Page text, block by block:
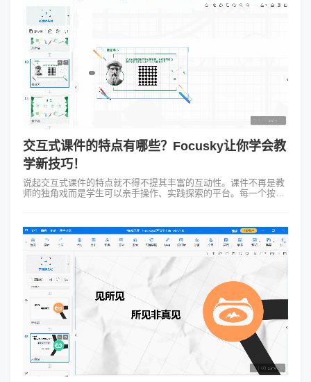
交互式课件的特点有哪些？Focusky让你学会教
学新技巧！
说起交互式课件的特点就不得不提其丰富的互动性。课件不再是教
师的独角戏而是学生可以亲手操作、实践探索的平台。每一个按